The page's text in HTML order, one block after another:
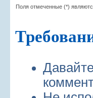
Поля отмеченные (*)